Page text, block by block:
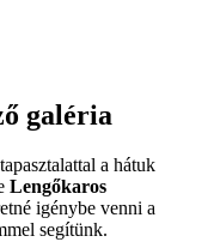
galéria
a hátuk
Lengőkaros
igénybe venni a
segítünk.